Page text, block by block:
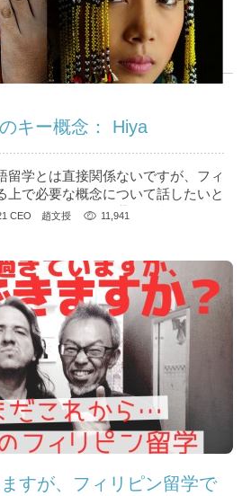
キー概念： Hiya
留学とは直接関係ないですが、フィ
上で必要な概念について話したいと
から1年間バギオ滞在を含め、今ま
ロ、ダバオ、マニラ、スービック、
都市の学校を訪問してきました。
出張...
CEO 趙文授 11,941
すが、フィリピン留学で